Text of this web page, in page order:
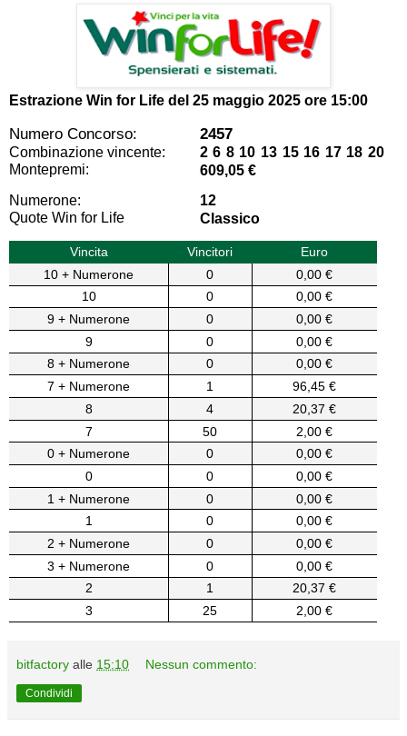
Estrazione Win for Life del 25 maggio 2025 ore 15:00
Numero Concorso: 2457
Combinazione vincente:
2 6 8 10 13 15 16 17 18 20
Montepremi:
609,05 €
Numerone:
12
Quote Win for Life
Classico
Vincita Vincitori
Euro
10 + Numerone
0
0,00 €
10
0
0,00 €
9 + Numerone
0
0,00 €
9
0
0,00 €
8 + Numerone
0
0,00 €
7 + Numerone
1
96,45 €
8
4
20,37 €
7
50
2,00 €
0 + Numerone
0
0,00 €
0
0
0,00 €
1 + Numerone
0
0,00 €
1
0
0,00 €
2 + Numerone
0
0,00 €
3 + Numerone
0
0,00 €
2
1
20,37 €
3
25 2,00 €
bitfactory alle 15:10 Nessun commento:
Condividi